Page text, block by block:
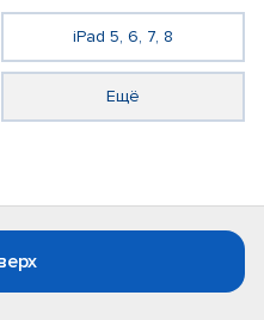
iPad 5, 6, 7, 8
Ещё